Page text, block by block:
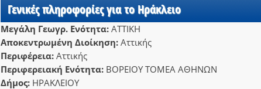
Γενικές πληροφορίες για το Ηράκλειο
Μεγάλη Γεωγρ. Ενότητα: ΑΤΤΙΚΗ
Αποκεντρωμένη Διοίκηση: Αττικής
Περιφέρεια: Αττικής
Περιφερειακή Ενότητα: ΒΟΡΕΙΟΥ ΤΟΜΕΑ ΑΘΗΝΩΝ
Δήμος: ΗΡΑΚΛΕΙΟΥ